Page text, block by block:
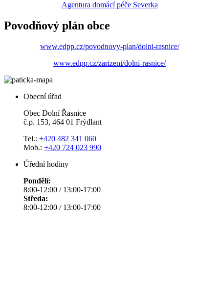
Agentura domácí péče Severka
Povodňový plán obce
www.edpp.cz/povodnovy-plan/dolni-rasnice/
www.edpp.cz/zarizeni/dolni-rasnice/
Obecní úřad
Obec Dolní Řasnice
č.p. 153, 464 01 Frýdlant
Tel.: +420 482 341 060
Mob.: +420 724 023 990
Úřední hodiny
Pondělí:
8:00-12:00 / 13:00-17:00
Středa:
8:00-12:00 / 13:00-17:00